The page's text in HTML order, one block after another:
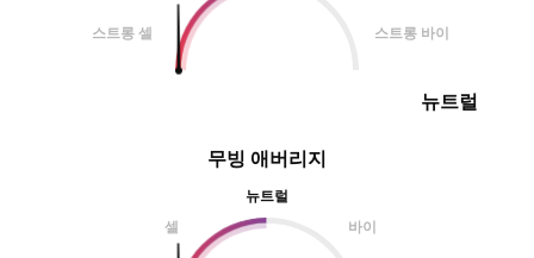
스트롱 셀 스트롱 바이
뉴트럴
무빙 애버리지
뉴트럴
셀
바이